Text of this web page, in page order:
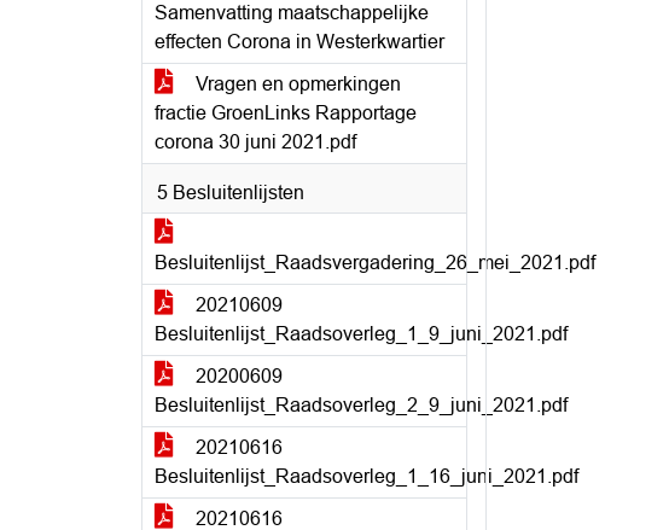
Samenvatting maatschappelijke
effecten Corona in Westerkwartier
Vragen en opmerkingen
fractie GroenLinks Rapportage
corona 30 juni 2021.pdf
5 Besluitenlijsten
Besluitenlijst_Raadsvergadering_26_mei_2021.pdf
20210609
Besluitenlijst_Raadsoverleg_1_9_juni_2021.pdf
20200609
Besluitenlijst_Raadsoverleg_2_9_juni_2021.pdf
20210616
Besluitenlijst_Raadsoverleg_1_16_juni_2021.pdf
20210616